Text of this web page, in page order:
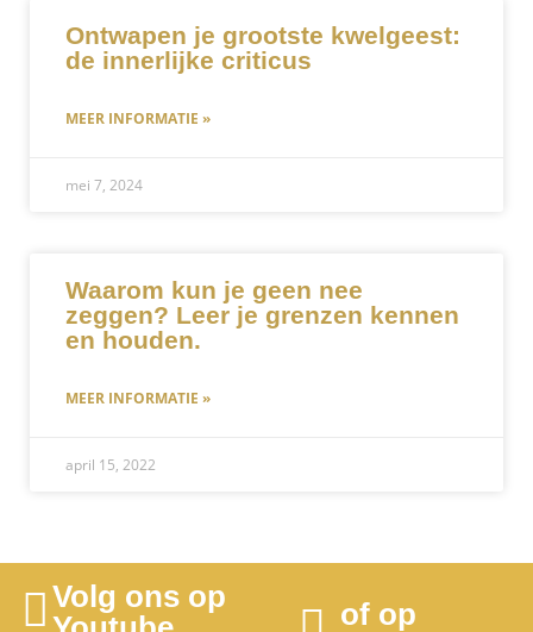
Ontwapen je grootste kwelgeest:
de innerlijke criticus
MEER INFORMATIE »
mei 7, 2024
Waarom kun je geen nee
zeggen? Leer je grenzen kennen
en houden.
MEER INFORMATIE »
april 15, 2022
Volg ons op
of op